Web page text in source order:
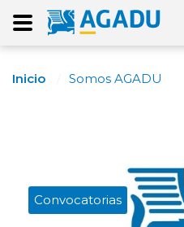
Inicio Somos AGADU
Convocatorias